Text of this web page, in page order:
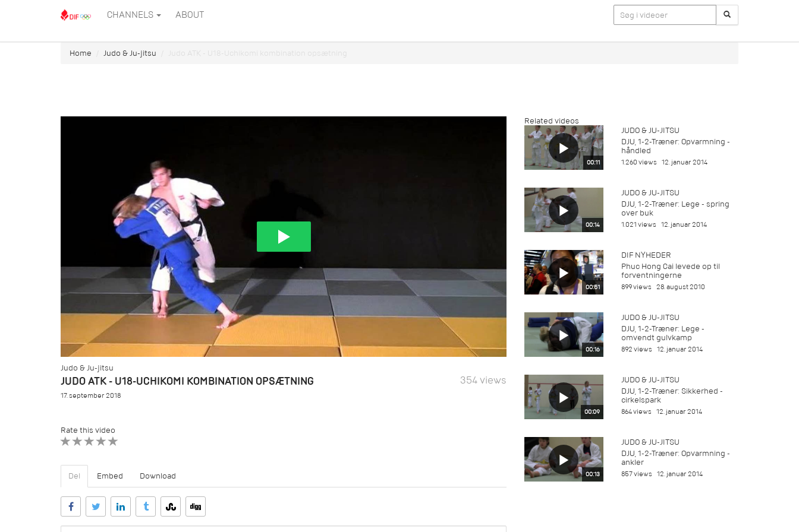
CHANNELS ABOUT
Home Judo & Ju-jitsu Judo ATK - U18-Uchikomi kombination opsætning
Judo & Ju-jitsu
JUDO ATK - U18-UCHIKOMI KOMBINATION OPSÆTNING 354 views
17. september 2018
Rate this video
Del Embed Download
Related videos
00:11
JUDO & JU-JITSU
DJU, 1-2-Træner: Opvarmning -
håndled
1.260 views 12. januar 2014
00:14
JUDO & JU-JITSU
DJU, 1-2-Træner: Lege - spring
over buk
1.021 views 12. januar 2014
00:51
DIF NYHEDER
Phuc Hong Cai levede op til
forventningerne
899 views 28. august 2010
00:16
JUDO & JU-JITSU
DJU, 1-2-Træner: Lege -
omvendt gulvkamp
892 views 12. januar 2014
00:09
JUDO & JU-JITSU
DJU, 1-2-Træner: Sikkerhed -
cirkelspark
864 views 12. januar 2014
00:13
JUDO & JU-JITSU
DJU, 1-2-Træner: Opvarmning -
ankler
857 views 12. januar 2014